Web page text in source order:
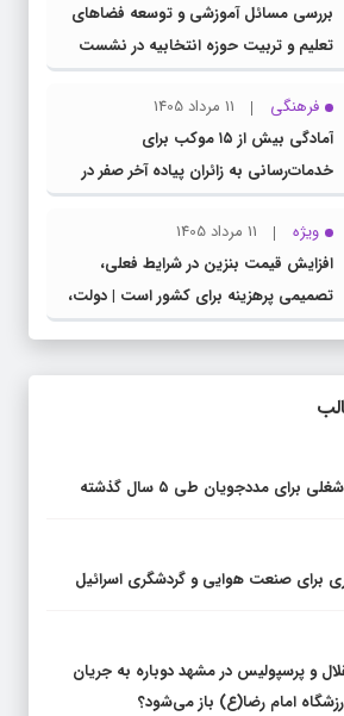
بررسی مسائل آموزشی و توسعه فضاهای
تعلیم و تربیت حوزه انتخابیه در نشست
مشترک عضو کمیسیون آموزش مجلس با
مدیرکل آموزش و پرورش خراسان رضوی
فرهنگی
11 مرداد 1405
آمادگی بیش از ۱۵ موکب برای
خدمات‌رسانی به زائران پیاده آخر صفر در
شهرستان چناران
ویژه
11 مرداد 1405
افزایش قیمت بنزین در شرایط فعلی،
تصمیمی پرهزینه برای کشور است | دولت،
قاچاق سوخت و عوامل اصلی ناترازی را
برای صنعت هوایی و گردشگری اسرائیل
و پرسپولیس در مشهد دوباره به جریان
امام رضا(ع) باز می‌شود؟